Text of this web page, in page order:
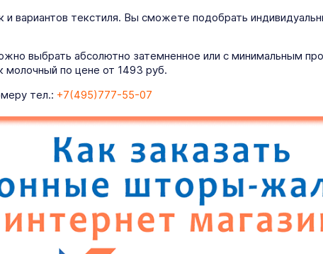
вариантов текстиля. Вы сможете подобрать
выбрать абсолютно затемненное или с минимальным
по цене от 1493 руб.
тел.: +7(495)777-55-07